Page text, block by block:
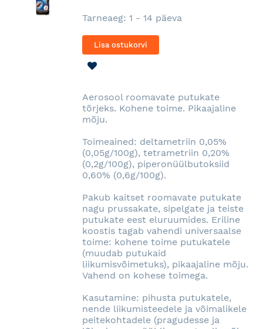
Tarneaeg: 1 - 14 päeva
Lisa ostukorvi
Aerosool roomavate putukate
tõrjeks. Kohene toime. Pikaajaline
mõju.
Toimeained: deltametriin 0,05%
(0,05g/100g), tetrametriin 0,20%
(0,2g/100g), piperonüülbutoksiid
0,60% (0,6g/100g).
Pakub kaitset roomavate putukate
nagu prussakate, sipelgate ja teiste
putukate eest eluruumides. Eriline
koostis tagab vahendi universaalse
toime: kohene toime putukatele
(muudab putukaid
liikumisvõimetuks), pikaajaline mõju.
Vahend on kohese toimega.
Kasutamine: pihusta putukatele,
nende liikumisteedele ja võimalikele
peitekohtadele (pragudesse ja